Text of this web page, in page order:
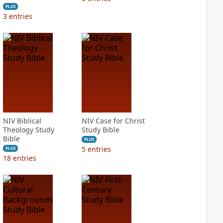
PLUS
3 entries
NIV Biblical
Theology Study
Bible
PLUS
18 entries
NIV Case for Christ
Study Bible
PLUS
5 entries